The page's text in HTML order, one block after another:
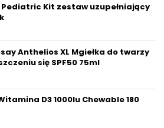
Pediatric Kit zestaw uzupełniający
Anthelios XL Mgiełka do twarzy
się SPF50 75ml
D3 1000Iu Chewable 180